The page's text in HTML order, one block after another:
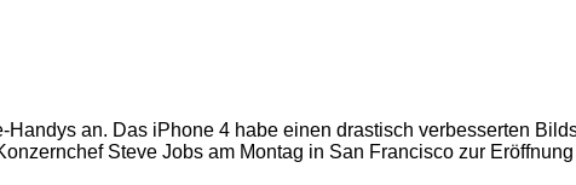
an. Das iPhone 4 habe einen drastisch verbesserten
Steve Jobs am Montag in San Francisco zur